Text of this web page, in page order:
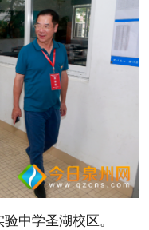
中学圣湖校区。